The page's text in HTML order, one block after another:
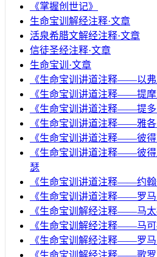
《掌握创世记》
生命宝训解经注释·文章
活泉希腊文解经注释·文章
信徒圣经注释·文章
生命宝训·文章
《生命宝训讲道注释——以
《生命宝训讲道注释——提
《生命宝训讲道注释——提多
《生命宝训讲道注释——雅各
《生命宝训讲道注释——彼
《生命宝训讲道注释——彼
瑟
《生命宝训讲道注释——约
《生命宝训讲道注释——罗
《生命宝训解经注释——马
《生命宝训解经注释——马
《生命宝训解经注释——罗
《生命宝训解经注释——歌